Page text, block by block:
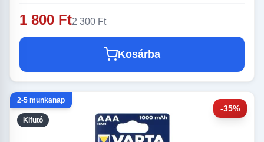
1 800 Ft2 300 Ft
Kosárba
Kifutó
-35%
2-5 munkanap